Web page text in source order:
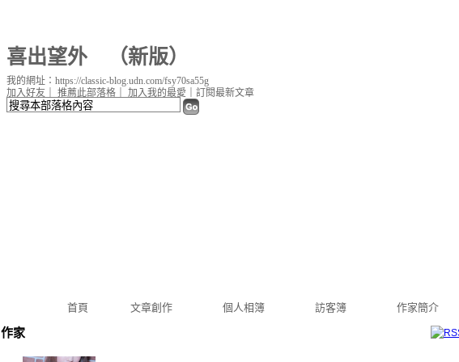
喜出望外 （新版）
首頁 文章創作 個人相簿 訪客簿 作家簡介
加入好友 推薦此部落格 加入我的最愛 訂閱最新文章
我的網址：https://classic-blog.udn.com/fsy70sa55g
作家